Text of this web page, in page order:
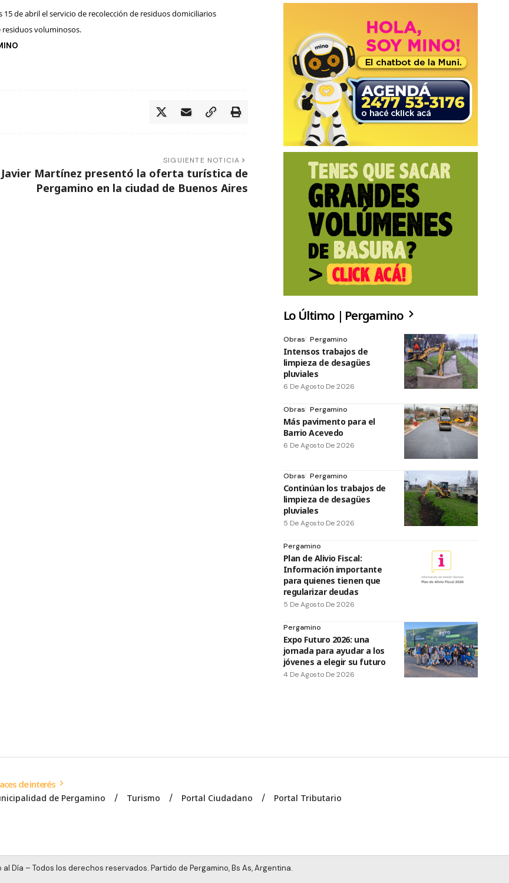
15 de abrilel servicio de recolección de residuos domiciliarios
voluminosos.
SIGUIENTE NOTICIA
Javier Martínez presentó la oferta turística de
Pergamino en la ciudad de Buenos Aires
Lo Último | Pergamino
Obras Pergamino
Intensos trabajos de
limpieza de desagües
pluviales
6 De Agosto De 2026
Obras Pergamino
Más pavimento para el
Barrio Acevedo
6 De Agosto De 2026
Obras Pergamino
Continúan los trabajos de
limpieza de desagües
pluviales
5 De Agosto De 2026
Pergamino
Plan de Alivio Fiscal:
Información importante
para quienes tienen que
regularizar deudas
5 De Agosto De 2026
Pergamino
Expo Futuro 2026: una
jornada para ayudar a los
jóvenes a elegir su futuro
4 De Agosto De 2026
de interés
de Pergamino Turismo Portal Ciudadano Portal Tributario
Día – Todos los derechos reservados. Partido de Pergamino, Bs As, Argentina.